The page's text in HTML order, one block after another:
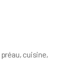
cuisine,